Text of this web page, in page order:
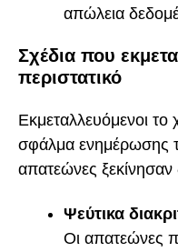
απώλεια
Σχέδια που
περιστατικό
Εκμεταλλευόμενοι
σφάλμα ενημέρωσης
απατεώνες ξεκίνησαν
Ψεύτικα
Οι απατεώνες